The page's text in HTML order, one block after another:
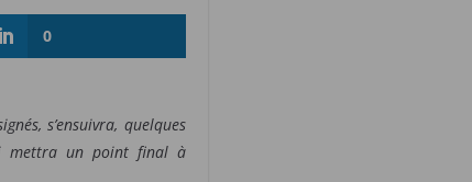
0
s’ensuivra, quelques
mettra un point final à